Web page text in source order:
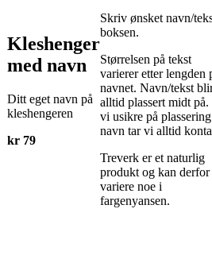
Kleshenger
med navn
Ditt eget navn på
kleshengeren
kr 79
Skriv ønsket navn/
boksen.
Størrelsen på tekst
varierer etter lengden
navnet. Navn/tekst
alltid plassert midt
vi usikre på
navn tar vi alltid
Treverk er et naturlig
produkt og kan derfor
variere noe i
fargenyansen.